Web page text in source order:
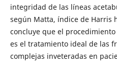
integridad de las líneas
según Matta, índice de Harris
concluye que el procedimiento
es el tratamiento ideal de las
complejas inveteradas en